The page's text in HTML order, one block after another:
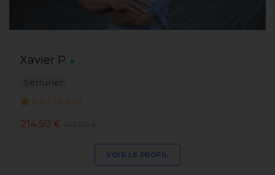
Xavier P.
Serrurier
5.0 | 19 avis
214,50 €
VOIR LE PROFIL